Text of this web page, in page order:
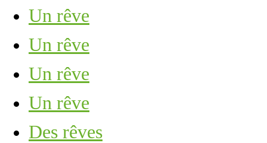
Un rêve
Un rêve
Un rêve
Un rêve
Des rêves